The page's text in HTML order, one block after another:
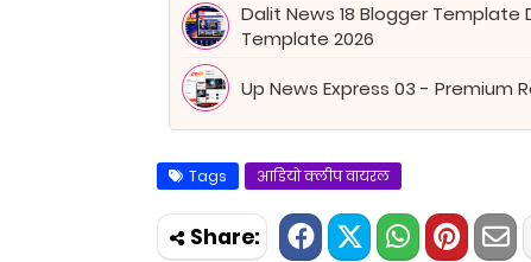
Dalit News 18 Blogger Template
Template 2026
Up News Express 03 - Premium
Tags आडियो क्लीप वायरल